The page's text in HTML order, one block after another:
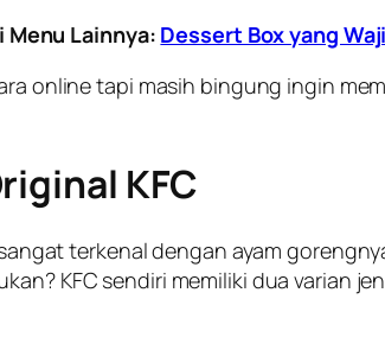
Menu Lainnya: Dessert Box yang
online tapi masih bingung ingin
KFC
terkenal dengan ayam
KFC sendiri memiliki dua varian